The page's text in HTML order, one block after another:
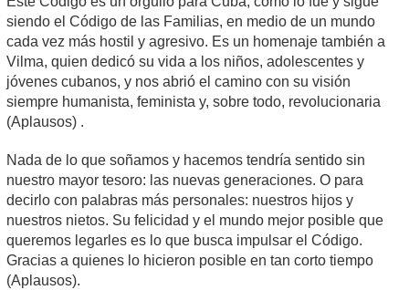
siendo el Código de las Familias, en medio de un mundo
cada vez más hostil y agresivo. Es un homenaje también a
Vilma, quien dedicó su vida a los niños, adolescentes y
jóvenes cubanos, y nos abrió el camino con su visión
siempre humanista, feminista y, sobre todo, revolucionaria
(Aplausos) .
Nada de lo que soñamos y hacemos tendría sentido sin
nuestro mayor tesoro: las nuevas generaciones. O para
decirlo con palabras más personales: nuestros hijos y
nuestros nietos. Su felicidad y el mundo mejor posible que
queremos legarles es lo que busca impulsar el Código.
Gracias a quienes lo hicieron posible en tan corto tiempo
(Aplausos).